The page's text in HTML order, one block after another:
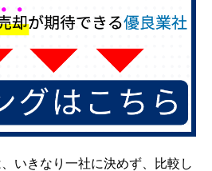
いきなり一社に決めず、比較し